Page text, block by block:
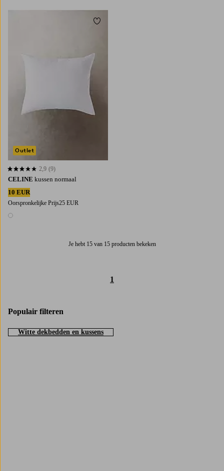
CELINE kussen normaal
10 EUR
Oorspronkelijke Prijs25 EUR
1 kleur
2,9 op basis van 9 beoordelingen
2,9 (9)
Outlet
Toevoegen aan favorieten
Je hebt 15 van 15 producten bekeken
1
Populair filteren
Witte dekbedden en kussens